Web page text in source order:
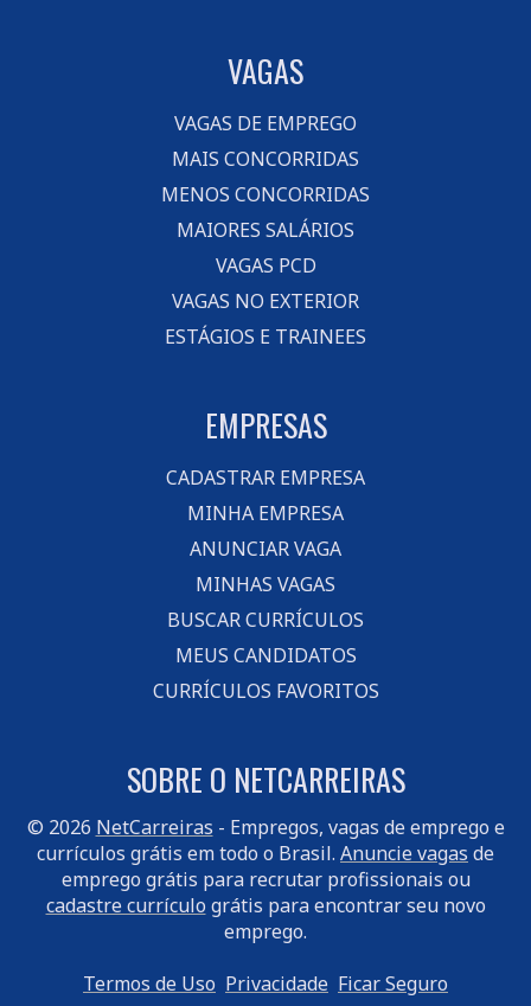
VAGAS
VAGAS DE EMPREGO
MAIS CONCORRIDAS
MENOS CONCORRIDAS
MAIORES SALÁRIOS
VAGAS PCD
VAGAS NO EXTERIOR
ESTÁGIOS E TRAINEES
EMPRESAS
CADASTRAR EMPRESA
MINHA EMPRESA
ANUNCIAR VAGA
MINHAS VAGAS
BUSCAR CURRÍCULOS
MEUS CANDIDATOS
CURRÍCULOS FAVORITOS
SOBRE O NETCARREIRAS
© 2026 NetCarreiras - Empregos, vagas de emprego e
currículos grátis em todo o Brasil. Anuncie vagas de
emprego grátis para recrutar profissionais ou
cadastre currículo grátis para encontrar seu novo
emprego.
Termos de Uso Privacidade Ficar Seguro